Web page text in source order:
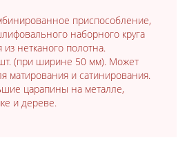
приспособление,
наборного круга
нетканого полотна.
(при ширине 50 мм). Может
матирования и сатинирования.
царапины на металле,
и дереве.